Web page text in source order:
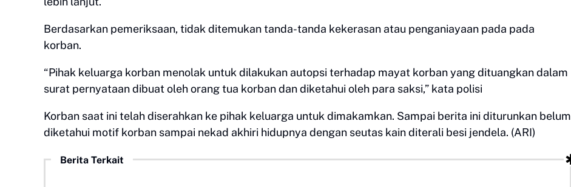
Berdasarkan pemeriksaan, tidak ditemukan tanda-tanda kekerasan atau penganiayaan pada pada
korban.
“Pihak keluarga korban menolak untuk dilakukan autopsi terhadap mayat korban yang dituangkan dalam
surat pernyataan dibuat oleh orang tua korban dan diketahui oleh para saksi,” kata polisi
Korban saat ini telah diserahkan ke pihak keluarga untuk dimakamkan. Sampai berita ini diturunkan belum
diketahui motif korban sampai nekad akhiri hidupnya dengan seutas kain diterali besi jendela. (ARI)
Berita Terkait